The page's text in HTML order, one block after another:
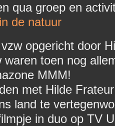
qua groep en
de natuur
opgericht door
toen nog
MMM!
met Hilde
land te
in duo op TV